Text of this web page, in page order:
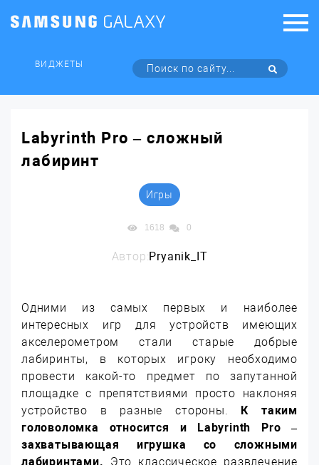
ВИДЖЕТЫ
Labyrinth Pro – сложный
лабиринт
Игры
1618 0
Автор:Pryanik_IT
Одними из самых первых и наиболее
интересных игр для устройств имеющих
акселерометром стали старые добрые
лабиринты, в которых игроку необходимо
провести какой-то предмет по запутанной
площадке с препятствиями просто наклоняя
устройство в разные стороны. К таким
головоломка относится и Labyrinth Pro –
захватывающая игрушка со сложными
лабиринтами. Это классическое развлечение